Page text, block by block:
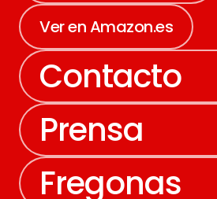
Ver en Amazon.es
Contacto
Prensa
Fregonas